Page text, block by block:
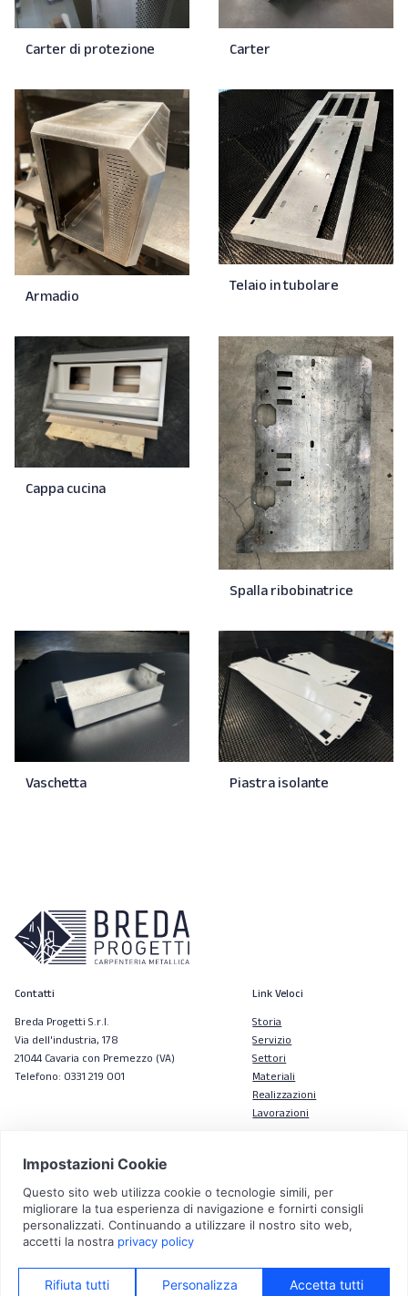
Carter di protezione Carter
Armadio Telaio in tubolare
Cappa cucina
Spalla ribobinatrice
Vaschetta Piastra isolante
Contatti
Breda Progetti S.r.l.
Via dell'industria, 178
21044 Cavaria con Premezzo (VA)
Telefono: 0331 219 001
Link Veloci
Storia
Servizio
Settori
Materiali
Realizzazioni
Lavorazioni
Seguici
Linkedin
Facebook
Instagram